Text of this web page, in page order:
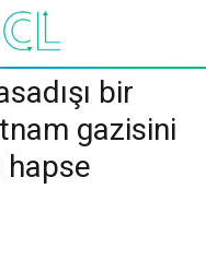
bir
gazisini